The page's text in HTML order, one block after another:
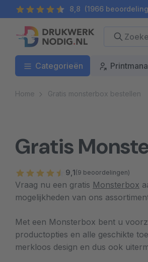
8,8 (1966
Categorieën
Home Gratis monsterbox bestellen
Gratis
9,1(9 beoordelingen)
Vraag nu een gratis Monsterbox
mogelijkheden van ons
Met een Monsterbox bent u
productopties en alle geschikte
merkloos design en dus ook